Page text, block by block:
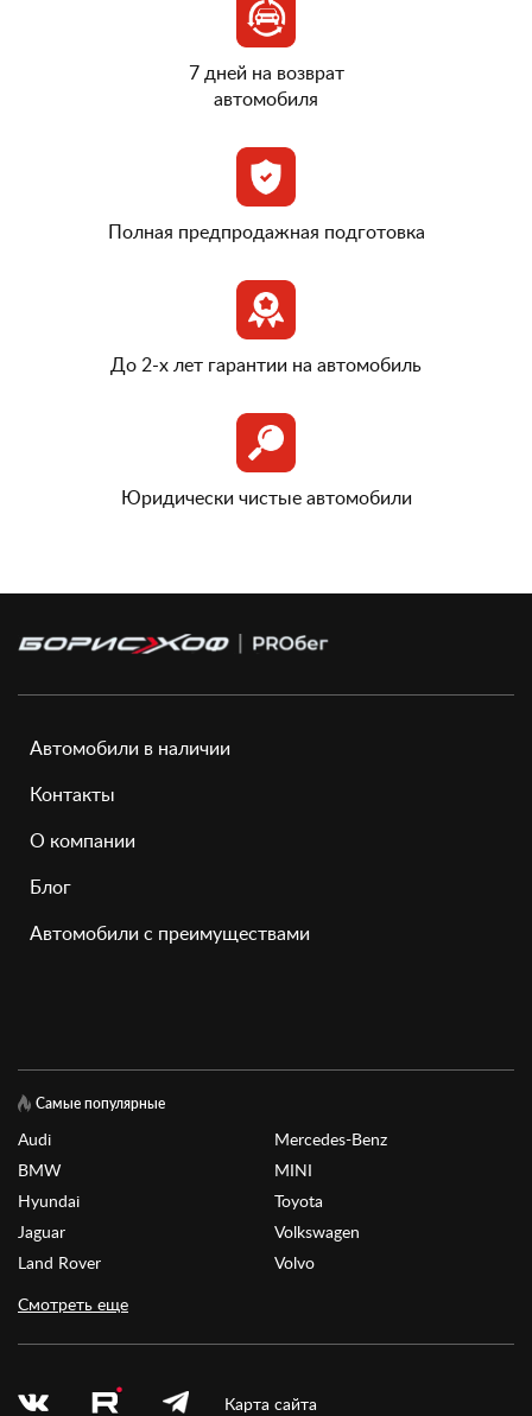
7 дней на возврат
автомобиля
Полная предпродажная подготовка
До 2-х лет гарантии на автомобиль
Юридически чистые автомобили
Автомобили в наличии
Контакты
О компании
Блог
Автомобили с преимуществами
Самые популярные
Audi
BMW
Hyundai
Jaguar
Land Rover
Mercedes-Benz
MINI
Toyota
Volkswagen
Volvo
Смотреть еще
Карта сайта